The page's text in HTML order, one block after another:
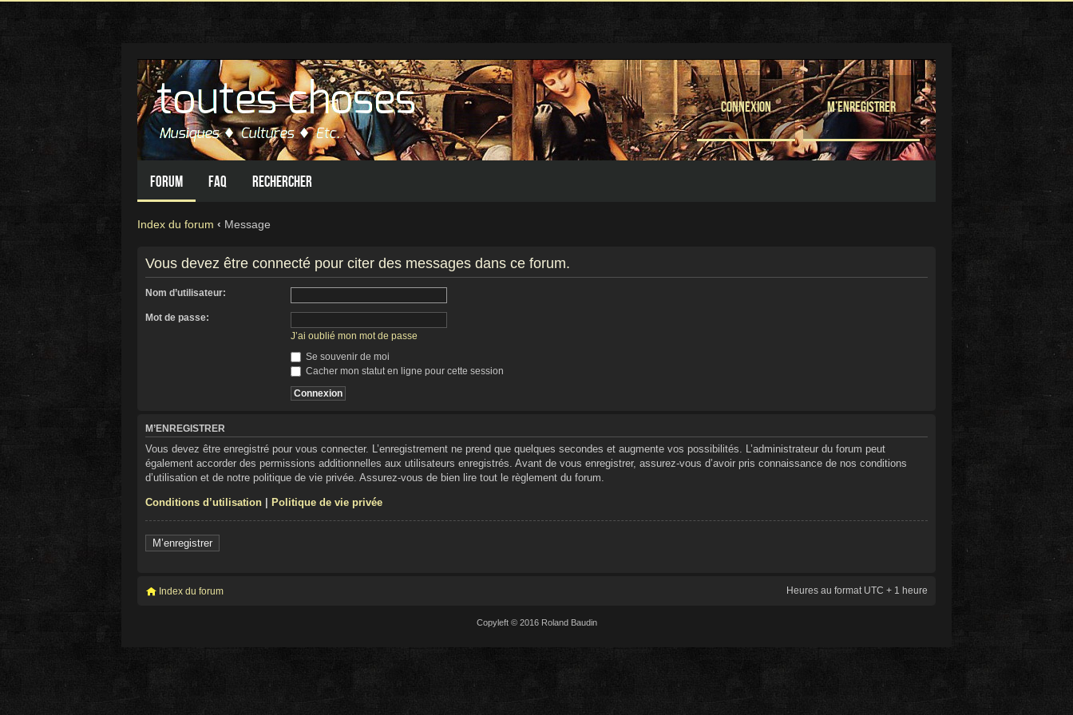
Connexion M’enregistrer
Forum FAQ Rechercher
Index du forum ‹ Message
Vous devez être connecté pour citer des messages dans ce forum.
Nom d’utilisateur:
Mot de passe:
J’ai oublié mon mot de passe
Se souvenir de moi
Cacher mon statut en ligne pour cette session
M’ENREGISTRER
Vous devez être enregistré pour vous connecter. L’enregistrement ne prend que quelques secondes et augmente vos possibilités. L’administrateur du forum peut
également accorder des permissions additionnelles aux utilisateurs enregistrés. Avant de vous enregistrer, assurez-vous d’avoir pris connaissance de nos conditions
d’utilisation et de notre politique de vie privée. Assurez-vous de bien lire tout le règlement du forum.
Conditions d’utilisation Politique de vie privée
M’enregistrer
Index du forum Heures au format UTC + 1 heure
Copyleft © 2016 Roland Baudin